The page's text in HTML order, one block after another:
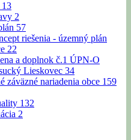
13
2
57
riešenia - územný plán
22
a doplnok č.1 ÚPN-O
Lieskovec 34
záväzné nariadenia obce 159
132
2